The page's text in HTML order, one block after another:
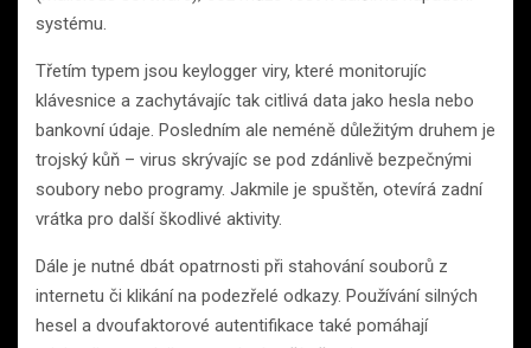
systému.
Třetím typem jsou keylogger viry, které monitorujíc
klávesnice a zachytávajíc tak citlivá data jako hesla nebo
bankovní údaje. Posledním ale neméně důležitým druhem je
trojský kůň – virus skrývajíc se pod zdánlivě bezpečnými
soubory nebo programy. Jakmile je spuštěn, otevírá zadní
vrátka pro další škodlivé aktivity.
Dále je nutné dbát opatrnosti při stahování souborů z
internetu či klikání na podezřelé odkazy. Používání silných
hesel a dvoufaktorové autentifikace také pomáhají